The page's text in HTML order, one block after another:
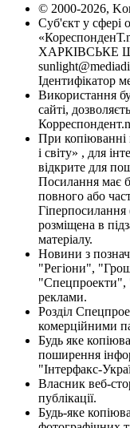
© 2000-2026,
Суб'єкт у сфері
ХАРКІВСЬКЕ
Ідентифікатор
Використання
сайті,
При копіюванні
і світу» , для
відкрите для
Посилання має
повного або
розміщена в
матеріалу.
Новини з
"Регіони",
"Спецпроекти",
реклами.
Розділ
комерційними
Будь яке
поширення
"Інтерфакс-
Власник веб-
публікації.
Будь-яке